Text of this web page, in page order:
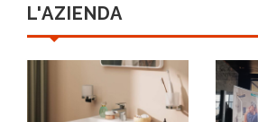
L'AZIENDA